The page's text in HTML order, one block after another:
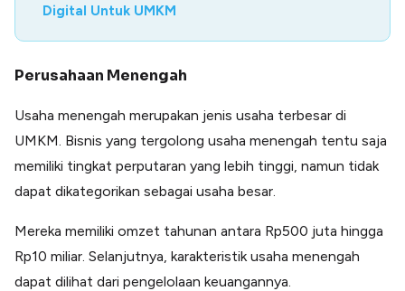
Digital Untuk UMKM
Perusahaan Menengah
Usaha menengah merupakan jenis usaha terbesar di
UMKM. Bisnis yang tergolong usaha menengah tentu saja
memiliki tingkat perputaran yang lebih tinggi, namun tidak
dapat dikategorikan sebagai usaha besar.
Mereka memiliki omzet tahunan antara Rp500 juta hingga
Rp10 miliar. Selanjutnya, karakteristik usaha menengah
dapat dilihat dari pengelolaan keuangannya.